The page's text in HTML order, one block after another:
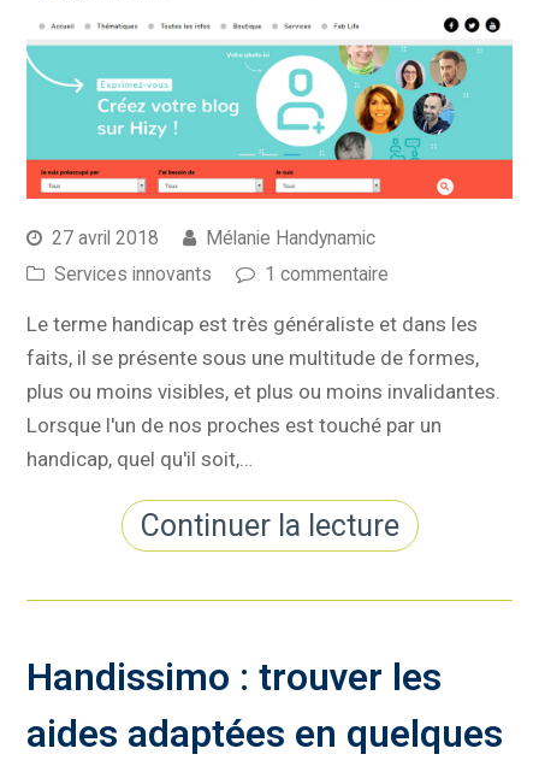
27 avril 2018
Mélanie Handynamic
Services innovants
1 commentaire
Le terme handicap est très généraliste et dans les
faits, il se présente sous une multitude de formes,
plus ou moins visibles, et plus ou moins invalidantes.
Lorsque l'un de nos proches est touché par un
handicap, quel qu'il soit,…
Continuer la lecture
Handissimo : trouver les
aides adaptées en quelques